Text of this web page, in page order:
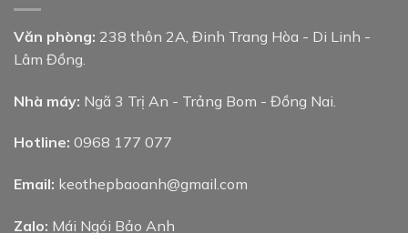
Văn phòng: 238 thôn 2A, Đinh Trang Hòa - Di Linh -
Lâm Đồng.
Nhà máy: Ngã 3 Trị An - Trảng Bom - Đồng Nai.
Hotline: 0968 177 077
Email: keothepbaoanh@gmail.com
Zalo: Mái Ngói Bảo Anh